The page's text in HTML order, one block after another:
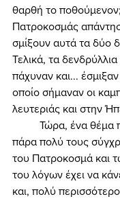
θαρθή το
Πατροκοσμάς
σμίξουν αυτά τα δύο
Τελικά, τα
πάχυναν και...
οποίο σήμαναν οι
λευτεριάς και στην
πάρα πολύ τους
του Πατροκοσμά και
του λόγων έχει να
και, πολύ